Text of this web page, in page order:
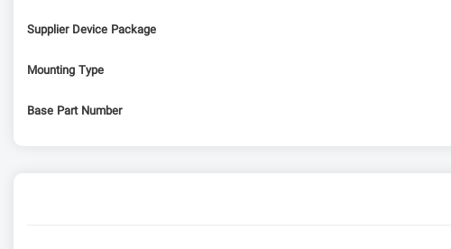
Supplier Device Package
Mounting Type
Base Part Number